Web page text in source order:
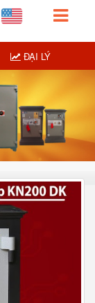
ĐẠI LÝ